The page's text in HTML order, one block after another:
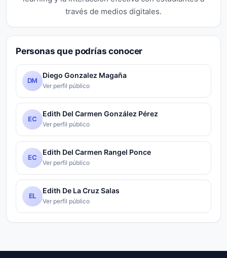
través de medios digitales.
Personas que podrías conocer
DM
Diego Gonzalez Magaña
Ver perfil público
EC
Edith Del Carmen González Pérez
Ver perfil público
EC
Edith Del Carmen Rangel Ponce
Ver perfil público
EL
Edith De La Cruz Salas
Ver perfil público